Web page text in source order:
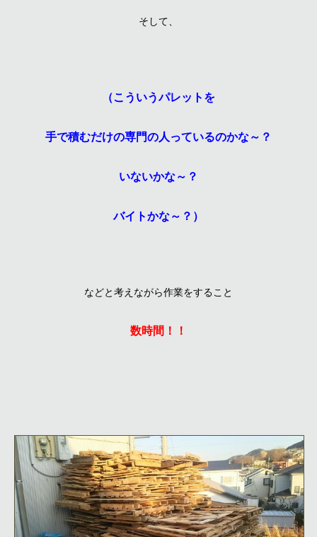
そして、
（こういうパレットを
手で積むだけの専門の人っているのかな～？
いないかな～？
バイトかな～？）
などと考えながら作業をすること
数時間！！